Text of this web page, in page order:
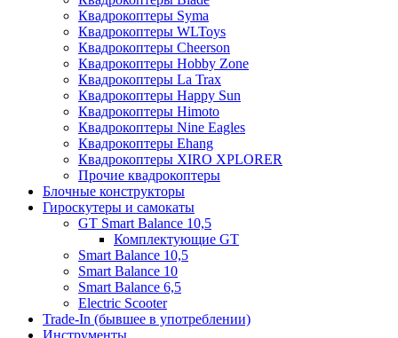
Квадрокоптеры Syma
Квадрокоптеры WLToys
Квадрокоптеры Cheerson
Квадрокоптеры Hobby Zone
Квадрокоптеры La Trax
Квадрокоптеры Happy Sun
Квадрокоптеры Himoto
Квадрокоптеры Nine Eagles
Квадрокоптеры Ehang
Квадрокоптеры XIRO XPLORER
Прочие квадрокоптеры
Блочные конструкторы
Гироскутеры и самокаты
GT Smart Balance 10,5
Комплектующие GT
Smart Balance 10,5
Smart Balance 10
Smart Balance 6,5
Electric Scooter
Trade-In (бывшее в употреблении)
Инструменты